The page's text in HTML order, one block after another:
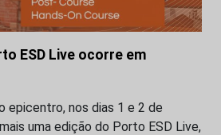
ESD Live ocorre em
epicentro, nos dias 1 e 2 de
uma edição do Porto ESD Live,